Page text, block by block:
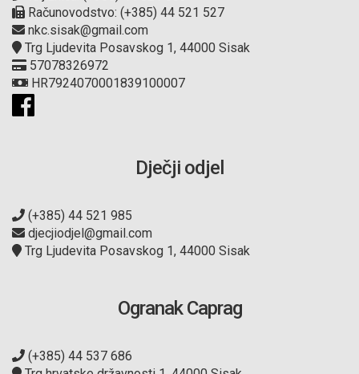
Računovodstvo: (+385) 44 521 527
nkc.sisak@gmail.com
Trg Ljudevita Posavskog 1, 44000 Sisak
57078326972
HR7924070001839100007
Dječji odjel
(+385) 44 521 985
djecjiodjel@gmail.com
Trg Ljudevita Posavskog 1, 44000 Sisak
Ogranak Caprag
(+385) 44 537 686